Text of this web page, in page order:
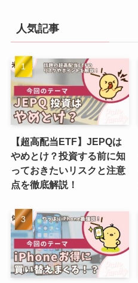
人気記事
【超高配当ETF】JEPQは
やめとけ？投資する前に知
っておきたいリスクと注意
点を徹底解説！